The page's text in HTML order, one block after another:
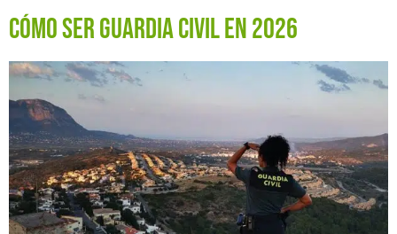
Cómo ser Guardia Civil en 2026